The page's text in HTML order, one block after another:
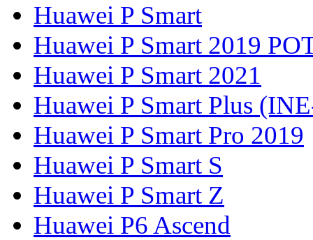
Huawei P Smart
Huawei P Smart 2019
Huawei P Smart 2021
Huawei P Smart Plus
Huawei P Smart Pro 2019
Huawei P Smart S
Huawei P Smart Z
Huawei P6 Ascend